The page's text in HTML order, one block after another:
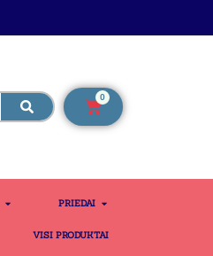
0
PRIEDAI
VISI PRODUKTAI